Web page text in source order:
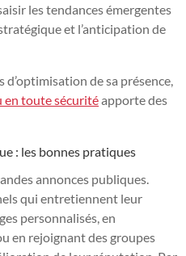
les tendances émergentes
et l’anticipation de
de sa présence,
en toute sécuritéapporte des
: les bonnes pratiques
annonces publiques.
qui entretiennent leur
personnalisés, en
en rejoignant des groupes